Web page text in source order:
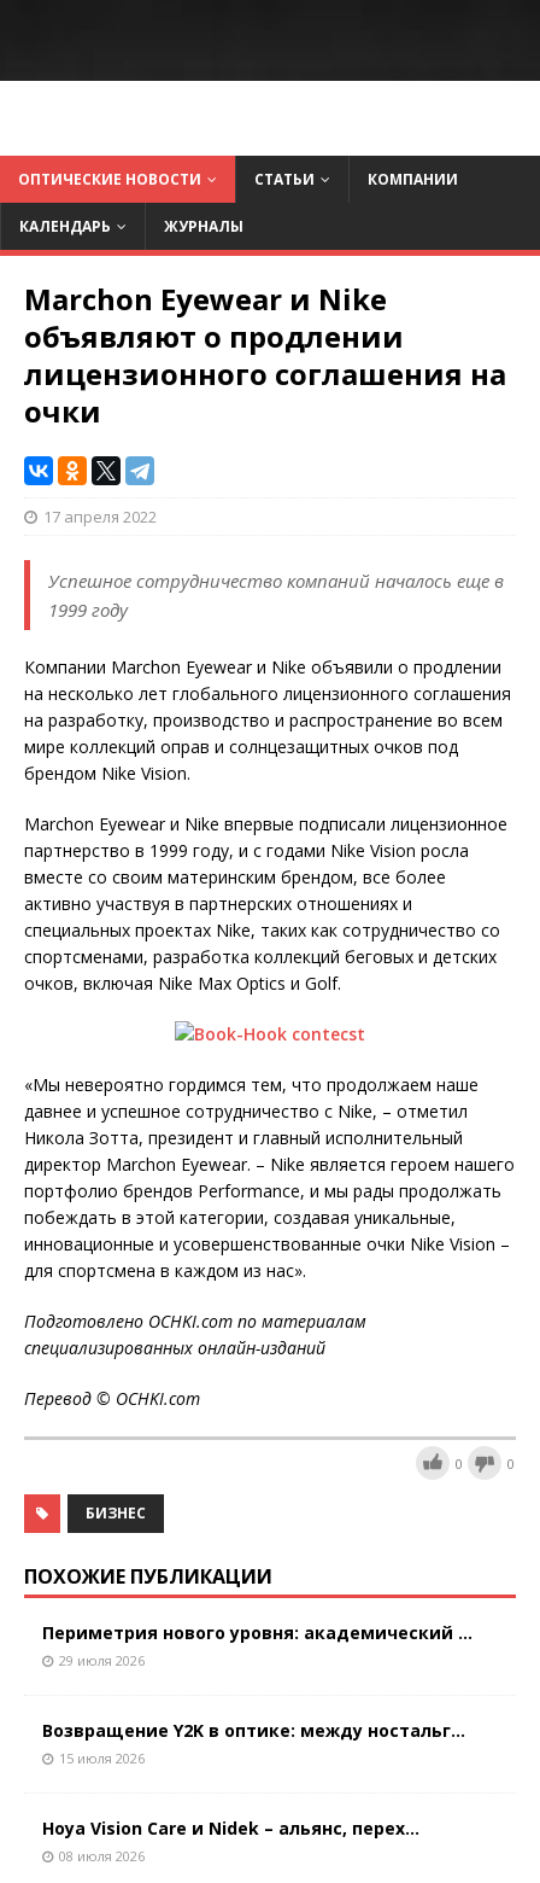
ОПТИЧЕСКИЕ НОВОСТИ СТАТЬИ КОМПАНИИ
КАЛЕНДАРЬ ЖУРНАЛЫ
Marchon Eyewear и Nike
объявляют о продлении
лицензионного соглашения на
очки
17 апреля 2022
Успешное сотрудничество компаний началось еще в
1999 году
Компании Marchon Eyewear и Nike объявили о продлении
на несколько лет глобального лицензионного соглашения
на разработку, производство и распространение во всем
мире коллекций оправ и солнцезащитных очков под
брендом Nike Vision.
Marchon Eyewear и Nike впервые подписали лицензионное
партнерство в 1999 году, и с годами Nike Vision росла
вместе со своим материнским брендом, все более
активно участвуя в партнерских отношениях и
специальных проектах Nike, таких как сотрудничество со
спортсменами, разработка коллекций беговых и детских
очков, включая Nike Max Optics и Golf.
«Мы невероятно гордимся тем, что продолжаем наше
давнее и успешное сотрудничество с Nike, – отметил
Никола Зотта, президент и главный исполнительный
директор Marchon Eyewear. – Nike является героем нашего
портфолио брендов Performance, и мы рады продолжать
побеждать в этой категории, создавая уникальные,
инновационные и усовершенствованные очки Nike Vision –
для спортсмена в каждом из нас».
Подготовлено OCHKI.com по материалам
специализированных онлайн-изданий
Перевод © OCHKI.com
0 0
БИЗНЕС
ПОХОЖИЕ ПУБЛИКАЦИИ
Периметрия нового уровня: академический ...
29 июля 2026
Возвращение Y2K в оптике: между ностальг...
15 июля 2026
Hoya Vision Care и Nidek – альянс, перех...
08 июля 2026